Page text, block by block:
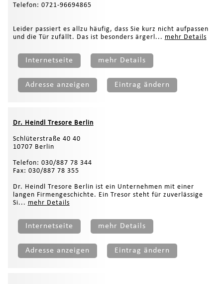
Telefon: 0721-96694865
Leider passiert es allzu häufig, dass Sie kurz nicht aufpassen
und die Tür zufällt. Das ist besonders ärgerl... mehr Details
Internetseite mehr Details
Adresse anzeigen Eintrag ändern
Dr. Heindl Tresore Berlin
Schlüterstraße 40 40
10707 Berlin
Telefon: 030/887 78 344
Fax: 030/887 78 355
Dr. Heindl Tresore Berlin ist ein Unternehmen mit einer
langen Firmengeschichte. Ein Tresor steht für zuverlässige
Si... mehr Details
Internetseite mehr Details
Adresse anzeigen Eintrag ändern